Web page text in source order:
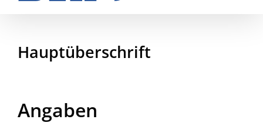
Hauptüberschrift
Angaben